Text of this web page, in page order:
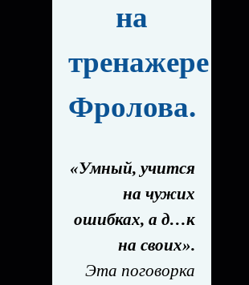
на
тренажере
Фролова.
«Умный, учится
на чужих
ошибках, а д…к
на своих».
Эта поговорка